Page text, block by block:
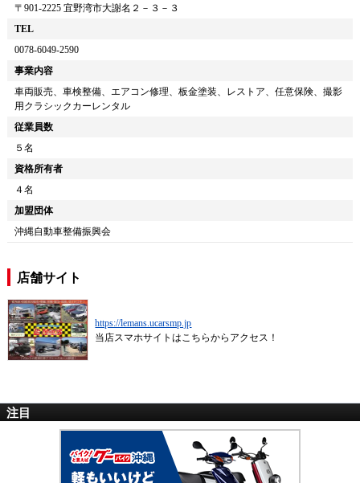
〒 901-2225 宜野湾市大謝名２－３－３
TEL
0078-6049-2590
事業内容
車両販売、車検整備、エアコン修理、板金塗装、レストア、任意保険、撮影
用クラシックカーレンタル
従業員数
５名
資格所有者
４名
加盟団体
沖縄自動車整備振興会
店舗サイト
https://lemans.ucarsmp.jp
当店スマホサイトはこちらからアクセス！
注目